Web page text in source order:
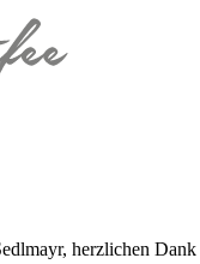
herzlichen